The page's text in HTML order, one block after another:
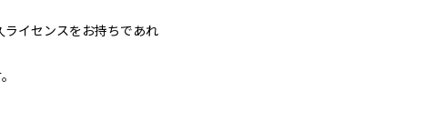
イセンスをお持ちであれ